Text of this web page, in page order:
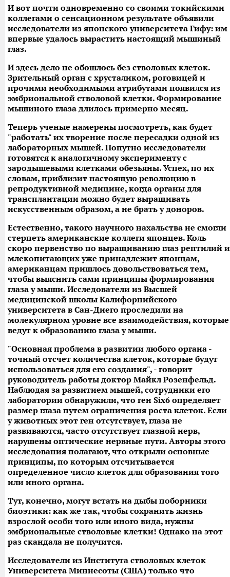
И вот почти одновременно со своими токийскими
коллегами о сенсационном результате объявили
исследователи из японского университета Гифу: им
впервые удалось вырастить настоящий мышиный
глаз.
И здесь дело не обошлось без стволовых клеток.
Зрительный орган с хрусталиком, роговицей и
прочими необходимыми атрибутами появился из
эмбриональной стволовой клетки. Формирование
мышиного глаза длилось примерно месяц.
Теперь ученые намерены посмотреть, как будет
"работать" их творение после пересадки одной из
лабораторных мышей. Попутно исследователи
готовятся к аналогичному эксперименту с
зародышевыми клетками обезьяны. Успех, по их
словам, приблизит настоящую революцию в
репродуктивной медицине, когда органы для
трансплантации можно будет выращивать
искусственным образом, а не брать у доноров.
Естественно, такого научного нахальства не смогли
стерпеть американские коллеги японцев. Коль
скоро первенство по выращиванию глаз рептилий и
млекопитающих уже принадлежит японцам,
американцам пришлось довольствоваться тем,
чтобы выяснить сами принципы формирования
глаза у мыши. Исследователи из Высшей
медицинской школы Калифорнийского
университета в Сан-Диего проследили на
молекулярном уровне все взаимодействия, которые
ведут к образованию глаза у мыши.
"Основная проблема в развитии любого органа -
точный отсчет количества клеток, которые будут
использоваться для его создания", - говорит
руководитель работы доктор Майкл Розенфельд.
Наблюдая за развитием мышей, сотрудники его
лаборатории обнаружили, что ген Six6 определяет
размер глаза путем ограничения роста клеток. Если
у животных этот ген отсутствует, глаза не
развиваются, часто отсутствует глазной нерв,
нарушены оптические нервные пути. Авторы этого
исследования полагают, что открыли основные
принципы, по которым отсчитывается
определенное число клеток для образования того
или иного органа.
Тут, конечно, могут встать на дыбы поборники
биоэтики: как же так, чтобы сохранить жизнь
взрослой особи того или иного вида, нужны
эмбриональные стволовые клетки! Однако на этот
раз скандала не получится.
Исследователи из Института стволовых клеток
Университета Миннесоты (США) только что